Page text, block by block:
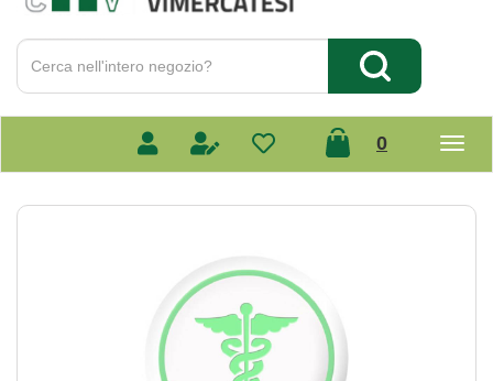
Cerca
Prodotto
Cerca Prodotto
0prodotti